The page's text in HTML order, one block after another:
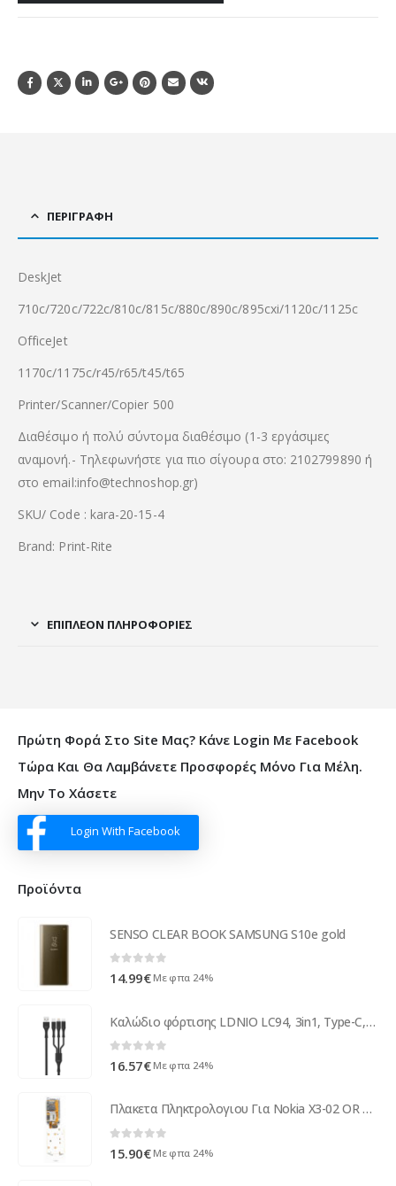
ΠΕΡΙΓΡΑΦΉ
DeskJet
710c/720c/722c/810c/815c/880c/890c/895cxi/1120c/1125c
OfficeJet
1170c/1175c/r45/r65/t45/t65
Printer/Scanner/Copier 500
Διαθέσιμο ή πολύ σύντομα διαθέσιμο (1-3 εργάσιμες
αναμονή.- Τηλεφωνήστε για πιο σίγουρα στο: 2102799890 ή
στο email:info@technoshop.gr)
SKU/ Code : kara-20-15-4
Brand: Print-Rite
ΕΠΙΠΛΈΟΝ ΠΛΗΡΟΦΟΡΊΕΣ
Πρώτη Φορά Στο Site Μας? Κάνε Login Με Facebook
Τώρα Και Θα Λαμβάνετε Προσφορές Μόνο Για Μέλη.
Μην Το Χάσετε
Login With Facebook
Προϊόντα
SENSO CLEAR BOOK SAMSUNG S10e gold
0 out of 5
14.99€ Με φπα 24%
Καλώδιο φόρτισης LDNIO LC94, 3in1, Type-C, Micro USB, Lightning, 1.2m, Διαφορετικά χρώματα - 40069
0 out of 5
16.57€ Με φπα 24%
Πλακετα Πληκτρολογιου Για Nokia X3-02 OR Με Υποδοχη Sim-Memory Card
0 out of 5
15.90€ Με φπα 24%